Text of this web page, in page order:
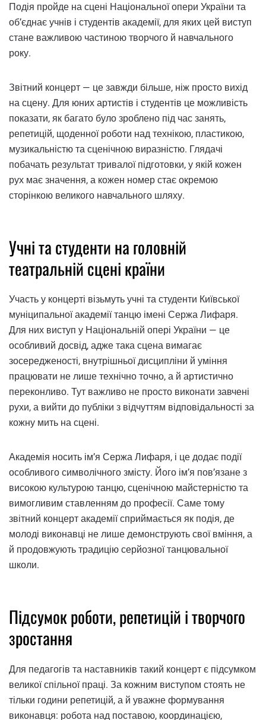
Подія пройде на сцені Національної опери України та
об’єднає учнів і студентів академії, для яких цей виступ
стане важливою частиною творчого й навчального
року.
Звітний концерт — це завжди більше, ніж просто вихід
на сцену. Для юних артистів і студентів це можливість
показати, як багато було зроблено під час занять,
репетицій, щоденної роботи над технікою, пластикою,
музикальністю та сценічною виразністю. Глядачі
побачать результат тривалої підготовки, у якій кожен
рух має значення, а кожен номер стає окремою
сторінкою великого навчального шляху.
Учні та студенти на головній
театральній сцені країни
Участь у концерті візьмуть учні та студенти Київської
муніципальної академії танцю імені Сержа Лифаря.
Для них виступ у Національній опері України — це
особливий досвід, адже така сцена вимагає
зосередженості, внутрішньої дисципліни й уміння
працювати не лише технічно точно, а й артистично
переконливо. Тут важливо не просто виконати завчені
рухи, а вийти до публіки з відчуттям відповідальності за
кожну мить на сцені.
Академія носить ім’я Сержа Лифаря, і це додає події
особливого символічного змісту. Його ім’я пов’язане з
високою культурою танцю, сценічною майстерністю та
вимогливим ставленням до професії. Саме тому
звітний концерт академії сприймається як подія, де
молоді виконавці не лише демонструють свої вміння, а
й продовжують традицію серйозної танцювальної
школи.
Підсумок роботи, репетицій і творчого
зростання
Для педагогів та наставників такий концерт є підсумком
великої спільної праці. За кожним виступом стоять не
тільки години репетицій, а й уважне формування
виконавця: робота над поставою, координацією,